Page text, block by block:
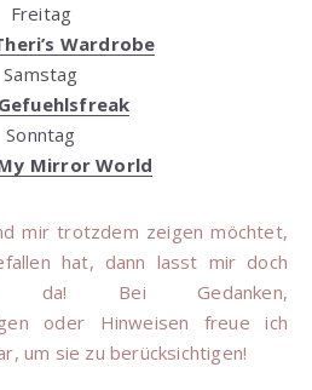
Freitag
Wardrobe
Samstag
Sonntag
Mirror World
mir trotzdem zeigen möchtet,
hat, dann lasst mir doch
da! Bei Gedanken,
oder Hinweisen freue ich
um sie zu berücksichtigen!